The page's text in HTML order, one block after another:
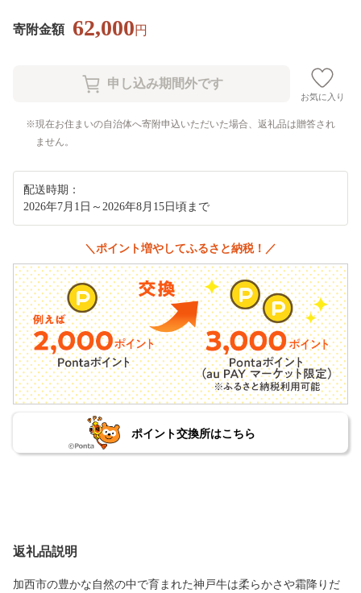
寄附金額 62,000円
お気に入り
現在お住まいの自治体へ寄附申込いただいた場合、返礼品は贈答され
ません。
配送時期：
2026年7月1日～2026年8月15日頃まで
＼ポイント増やしてふるさと納税！／
ポイント交換所はこちら
返礼品説明
加西市の豊かな自然の中で育まれた神戸牛は柔らかさや霜降りだ